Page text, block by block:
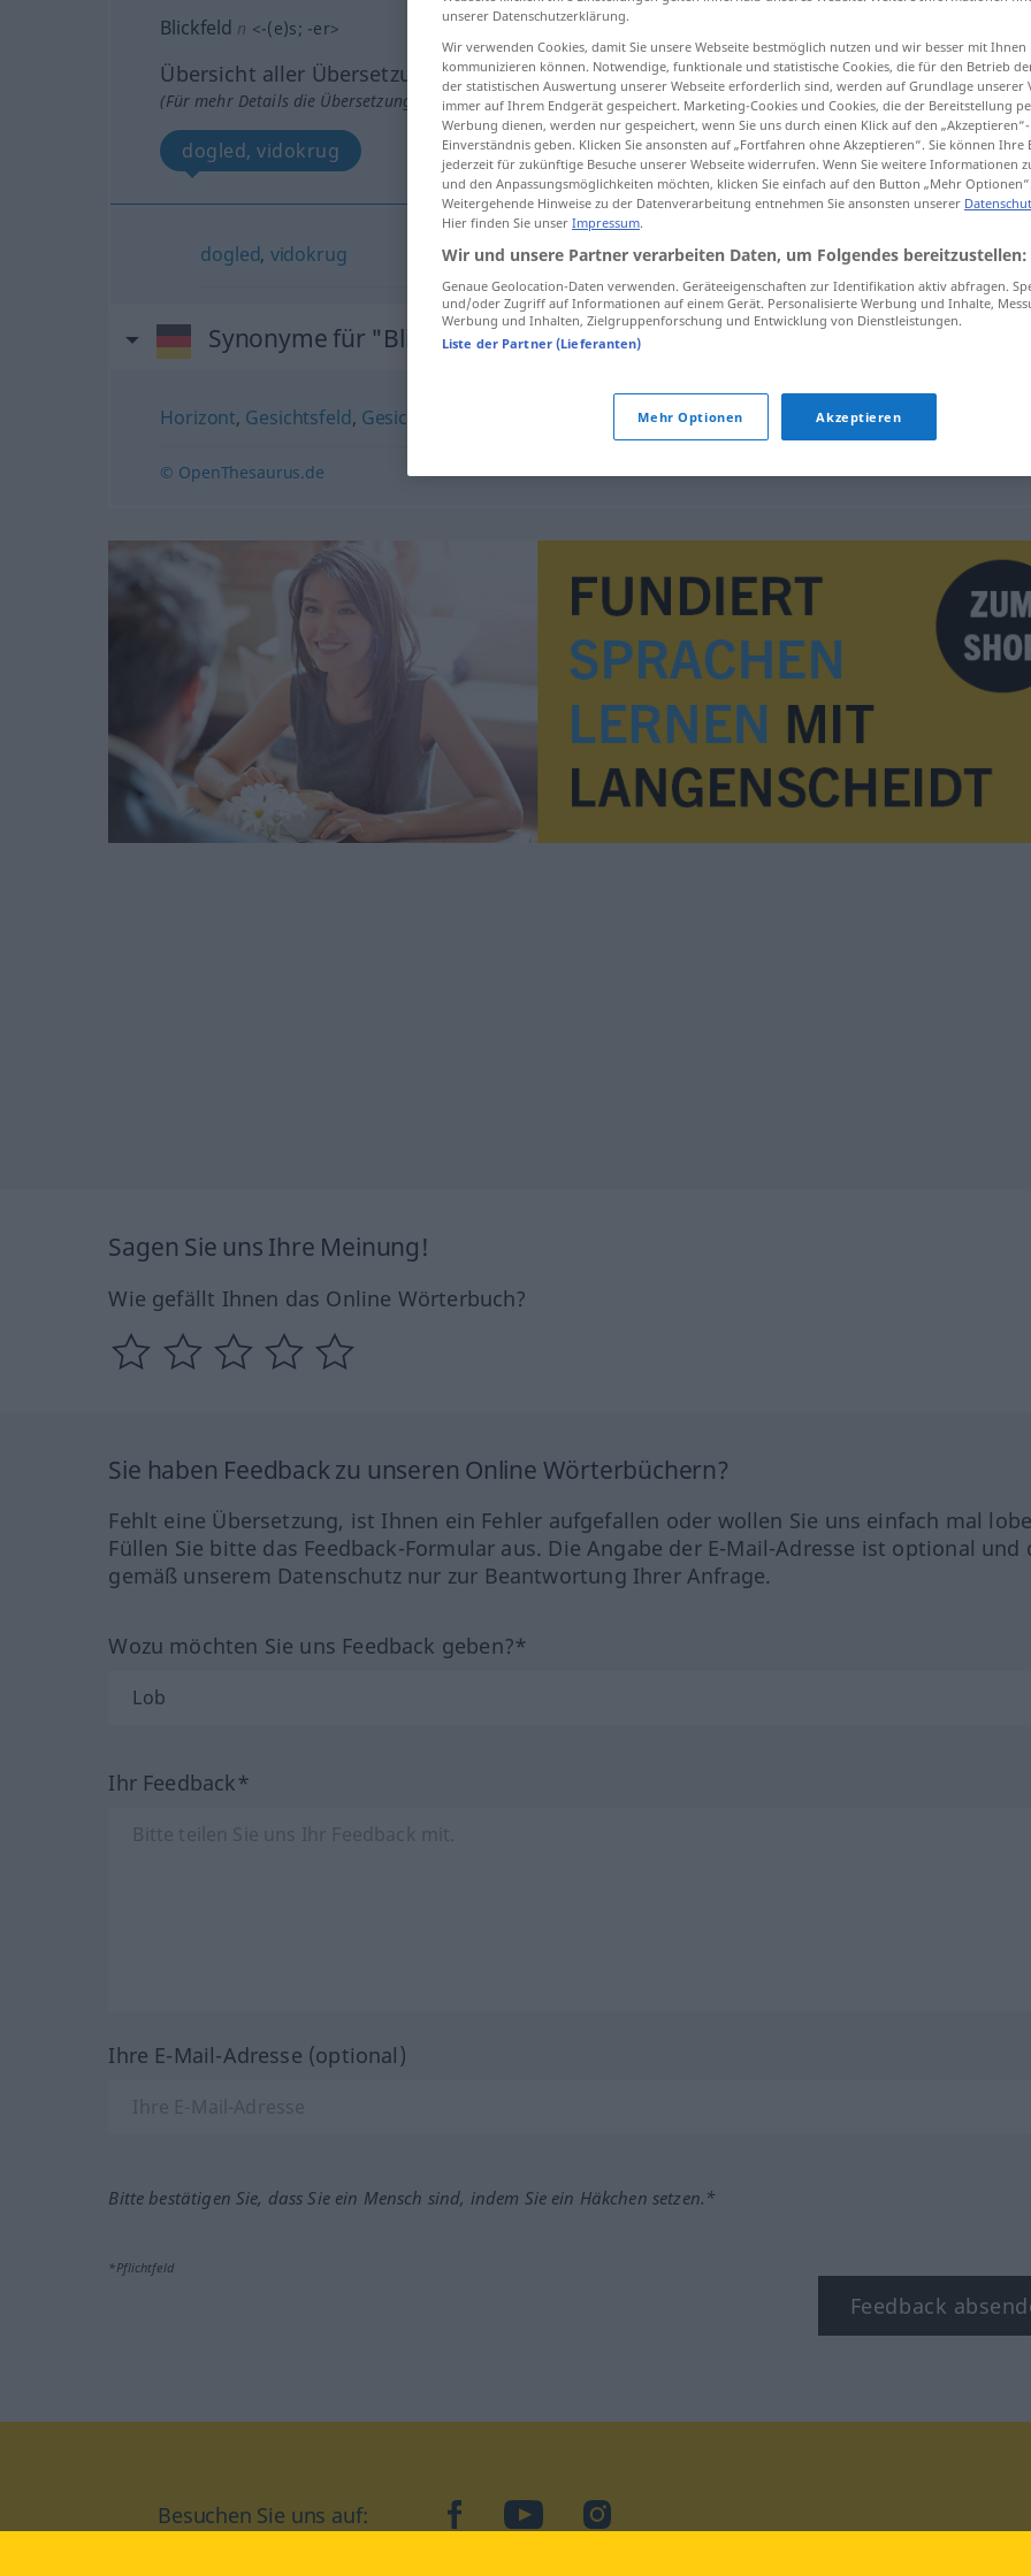
Blickfeld n <-(e)s; -er>
Übersicht aller Übersetzungen
(Für mehr Details die Übersetzung anklicken/antippen)
dogled, vidokrug
dogled, vidokrug Blickfeld
Synonyme für "Blickfeld"
Horizont, Gesichtsfeld, Gesichtskreis
© OpenThesaurus.de
Sagen Sie uns Ihre Meinung!
Wie gefällt Ihnen das Online Wörterbuch?
Sie haben Feedback zu unseren Online Wörterbüchern?
Fehlt eine Übersetzung, ist Ihnen ein Fehler aufgefallen oder wollen Sie uns einfach mal
Füllen Sie bitte das Feedback-Formular aus. Die Angabe der E-Mail-Adresse ist optional und
gemäß unserem Datenschutz nur zur Beantwortung Ihrer Anfrage.
Wozu möchten Sie uns Feedback geben?*
Ihr Feedback*
Ihre E-Mail-Adresse (optional)
Bitte bestätigen Sie, dass Sie ein Mensch sind, indem Sie ein Häkchen setzen.*
*Pflichtfeld
Feedback
Besuchen Sie uns auf: facebookYouTubeInstagram
unserer Datenschutzerklärung.
Wir verwenden Cookies, damit Sie unsere Webseite bestmöglich nutzen und wir besser mit Ihnen
kommunizieren können. Notwendige, funktionale und statistische Cookies, die für den Betrieb
der statistischen Auswertung unserer Webseite erforderlich sind, werden auf Grundlage unserer
immer auf Ihrem Endgerät gespeichert. Marketing-Cookies und Cookies, die der Bereitstellung
Werbung dienen, werden nur gespeichert, wenn Sie uns durch einen Klick auf den
Einverständnis geben. Klicken Sie ansonsten auf „Fortfahren ohne Akzeptieren“. Sie können
jederzeit für zukünftige Besuche unserer Webseite widerrufen. Wenn Sie weitere Informationen
und den Anpassungsmöglichkeiten möchten, klicken Sie einfach auf den Button „Mehr
Weitergehende Hinweise zu der Datenverarbeitung entnehmen Sie ansonsten unserer
Hier finden Sie unser Impressum.
Wir und unsere Partner verarbeiten Daten, um Folgendes bereitzustellen:
Genaue Geolocation-Daten verwenden. Geräteeigenschaften zur Identifikation aktiv abfragen.
und/oder Zugriff auf Informationen auf einem Gerät. Personalisierte Werbung und Inhalte,
Werbung und Inhalten, Zielgruppenforschung und Entwicklung von Dienstleistungen.
Liste der Partner (Lieferanten)
Mehr Optionen Akzeptieren